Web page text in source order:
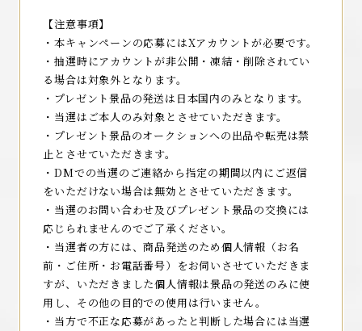
【注意事項】
・本キャンペーンの応募にはXアカウントが必要です。
・抽選時にアカウントが非公開・凍結・削除されてい
る場合は対象外となります。
・プレゼント景品の発送は日本国内のみとなります。
・当選はご本人のみ対象とさせていただきます。
・プレゼント景品のオークションへの出品や転売は禁
止とさせていただきます。
・DMでの当選のご連絡から指定の期間以内にご返信
をいただけない場合は無効とさせていただきます。
・当選のお問い合わせ及びプレゼント景品の交換には
応じられませんのでご了承ください。
・当選者の方には、商品発送のため個人情報（お名
前・ご住所・お電話番号）をお伺いさせていただきま
すが、いただきました個人情報は景品の発送のみに使
用し、その他の目的での使用は行いません。
・当方で不正な応募があったと判断した場合には当選
ONAIR
INTRODUCTION
STORY
CAST&STAFF
CHARACTER
BOOKS
MUSIC
Blu-ray&DVD
SPECIAL
GOODS・TIEUP